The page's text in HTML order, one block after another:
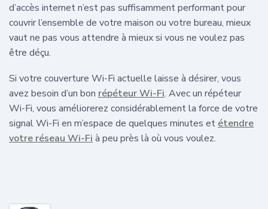
d’accès internet n’est pas suffisamment performant pour
couvrir l’ensemble de votre maison ou votre bureau, mieux
vaut ne pas vous attendre à mieux si vous ne voulez pas
être déçu.
Si votre couverture Wi-Fi actuelle laisse à désirer, vous
avez besoin d’un bon répéteur Wi-Fi. Avec un répéteur
Wi-Fi, vous améliorerez considérablement la force de votre
signal Wi-Fi en m’espace de quelques minutes et étendre
votre réseau Wi-Fi à peu près là où vous voulez.